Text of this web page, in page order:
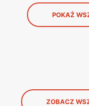
POKAŻ
ZOBACZ